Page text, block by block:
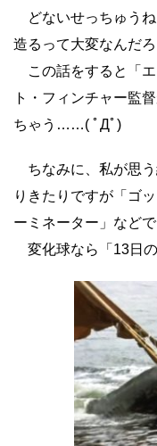
どないせっちゅうね
造るって大変なんだ
この話をすると「エ
ト・フィンチャー監
ちゃう……( ﾟДﾟ)
ちなみに、私が思う
りきたりですが「ゴ
ーミネーター」などで
変化球なら「13日